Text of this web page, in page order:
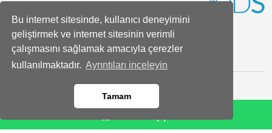
Bu internet sitesinde, kullanıcı deneyimini
geliştirmek ve internet sitesinin verimli
çalışmasını sağlamak amacıyla çerezler
kullanılmaktadır. Ayrıntıları inceleyin
Tamam
Butik Pasta Nedir?
Tüm Blog Yazıları